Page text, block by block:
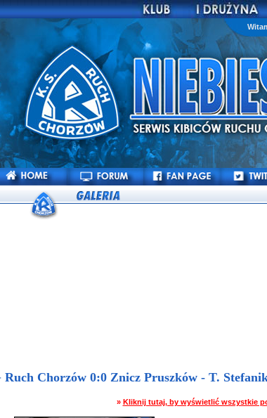
Ruch Chorzów 0:0 Znicz Pruszków - T.
» Kliknij tutaj, by wyświetlić wszystkie